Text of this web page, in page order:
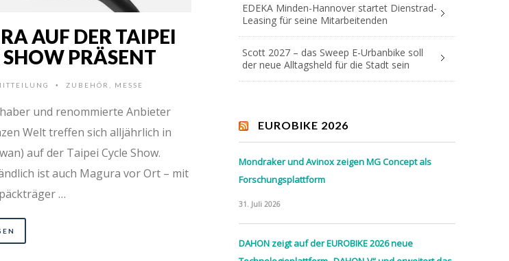
AUF DER TAIPEI
SHOW PRÄSENT
• ZUBEHÖR MESSE
und renommierte Anbieter
Welt treffen sich alljährlich in
auf der Taipei Cycle Show.
ist auch Magura vor Ort – mit
…
EDEKA Minden-Hannover startet Dienstrad-
Leasing für seine Mitarbeitenden
Scott 2027 – das Sweep E-Urbanbike soll
der neue Alltagsheld für die Stadt sein
EUROBIKE 2026
Mondraker und Avinox zeigen MG Concept als
Forschungsplattform
31. Juli 2026
DAHON zeigt auf der EUROBIKE 2026 neue